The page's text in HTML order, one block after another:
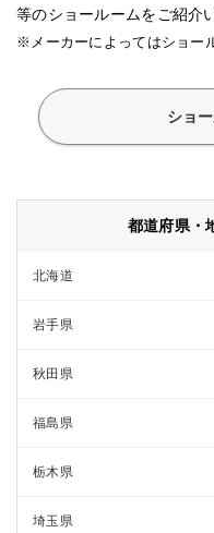
等のショールームをご紹介
※メーカーによってはショー
ショ
都道府県・
北海道
岩手県
秋田県
福島県
栃木県
埼玉県